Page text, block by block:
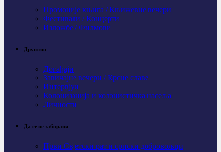
Промоције књига / Књижевне вечери
Фестивали / Концерти
Изложбе / Филмови
Друштво
Догађаји
Завичајне вечери / Крсне славе
Интервјуи
Колонизација и колонистичка насеља
Личности
Да се не заборави
Први Свјeтски рат и српски добровољци